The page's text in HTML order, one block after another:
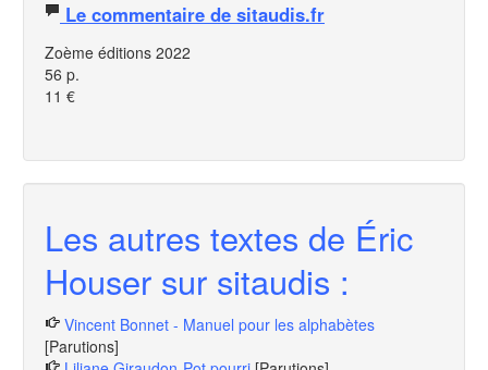
Le commentaire de sitaudis.fr
Zoème éditions 2022
56 p.
11 €
Les autres textes de Éric
Houser sur sitaudis :
Vincent Bonnet - Manuel pour les alphabètes
[Parutions]